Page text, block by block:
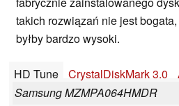
takich rozwiązań nie jest
byłby bardzo wysoki.
HD Tune CrystalDiskMark 3.0
Samsung MZMPA064HMDR